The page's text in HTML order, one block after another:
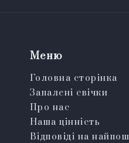
Меню
Головна сторінка
Запалені свічки
Про нас
Наша цінність
Відповіді на